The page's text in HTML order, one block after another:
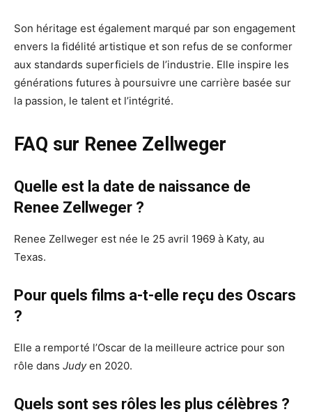
Son héritage est également marqué par son engagement
envers la fidélité artistique et son refus de se conformer
aux standards superficiels de l’industrie. Elle inspire les
générations futures à poursuivre une carrière basée sur
la passion, le talent et l’intégrité.
FAQ sur Renee Zellweger
Quelle est la date de naissance de
Renee Zellweger ?
Renee Zellweger est née le 25 avril 1969 à Katy, au
Texas.
Pour quels films a-t-elle reçu des Oscars
?
Elle a remporté l’Oscar de la meilleure actrice pour son
rôle dans Judyen 2020.
Quels sont ses rôles les plus célèbres ?